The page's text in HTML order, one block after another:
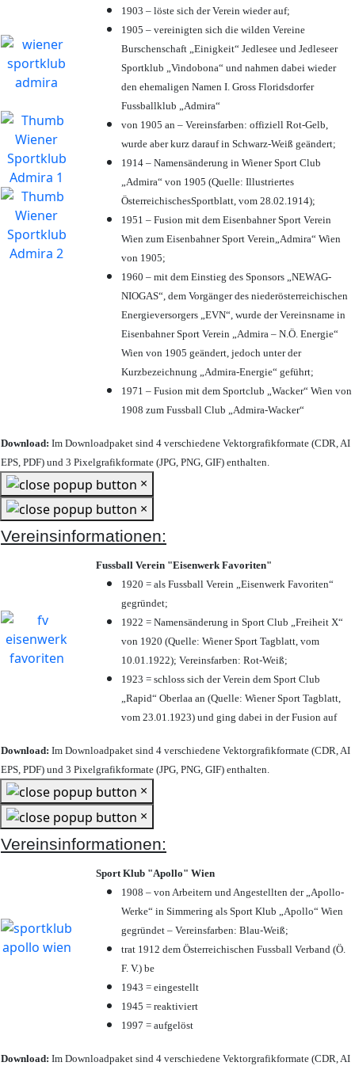
1903 – löste sich der Verein wieder auf;
1905 – vereinigten sich die wilden Vereine
Burschenschaft „Einigkeit“ Jedlesee und Jedleseer
Sportklub „Vindobona“ und nahmen dabei wieder
den ehemaligen Namen I. Gross Floridsdorfer
Fussballklub „Admira“
von 1905 an – Vereinsfarben: offiziell Rot-Gelb,
wurde aber kurz darauf in Schwarz-Weiß geändert;
1914 – Namensänderung in Wiener Sport Club
„Admira“ von 1905 (Quelle: Illustriertes
ÖsterreichischesSportblatt, vom 28.02.1914);
1951 – Fusion mit dem Eisenbahner Sport Verein
Wien zum Eisenbahner Sport Verein„Admira“ Wien
von 1905;
1960 – mit dem Einstieg des Sponsors „NEWAG-
NIOGAS“, dem Vorgänger des niederösterreichischen
Energieversorgers „EVN“, wurde der Vereinsname in
Eisenbahner Sport Verein „Admira – N.Ö. Energie“
Wien von 1905 geändert, jedoch unter der
Kurzbezeichnung „Admira-Energie“ geführt;
1971 – Fusion mit dem Sportclub „Wacker“ Wien von
1908 zum Fussball Club „Admira-Wacker“
Download: Im Downloadpaket sind 4 verschiedene Vektorgrafikformate (CDR, AI
EPS, PDF) und 3 Pixelgrafikformate (JPG, PNG, GIF) enthalten.
×
×
Vereinsinformationen:
Fussball Verein "Eisenwerk Favoriten"
1920 = als Fussball Verein „Eisenwerk Favoriten“
gegründet;
1922 = Namensänderung in Sport Club „Freiheit X“
von 1920 (Quelle: Wiener Sport Tagblatt, vom
10.01.1922); Vereinsfarben: Rot-Weiß;
1923 = schloss sich der Verein dem Sport Club
„Rapid“ Oberlaa an (Quelle: Wiener Sport Tagblatt,
vom 23.01.1923) und ging dabei in der Fusion auf
Download: Im Downloadpaket sind 4 verschiedene Vektorgrafikformate (CDR, AI
EPS, PDF) und 3 Pixelgrafikformate (JPG, PNG, GIF) enthalten.
×
×
Vereinsinformationen:
Sport Klub "Apollo" Wien
1908 – von Arbeitern und Angestellten der „Apollo-
Werke“ in Simmering als Sport Klub „Apollo“ Wien
gegründet – Vereinsfarben: Blau-Weiß;
trat 1912 dem Österreichischen Fussball Verband (Ö.
F. V.) be
1943 = eingestellt
1945 = reaktiviert
1997 = aufgelöst
Download: Im Downloadpaket sind 4 verschiedene Vektorgrafikformate (CDR, AI